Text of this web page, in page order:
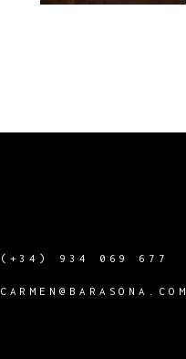
(+34) 934 069 677
CARMEN@BARASONA.COM